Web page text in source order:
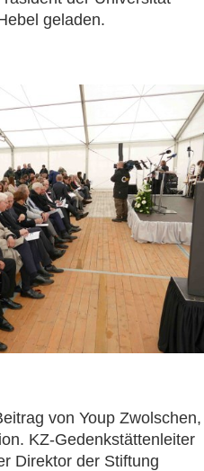
geladen.
von Youp Zwolschen,
KZ-Gedenkstättenleiter
Direktor der Stiftung